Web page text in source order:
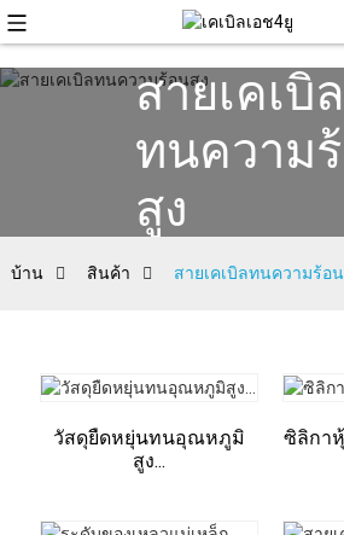
สายเคเบิล
ทนความ
สูง
บ้าน สินค้า สายเคเบิลทนความร้อ
วัสดุยืดหยุ่นทนอุณหภูมิ
สูง...
ซิลิกา